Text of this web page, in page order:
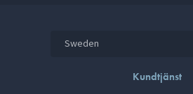
Sweden
Kundtjänst